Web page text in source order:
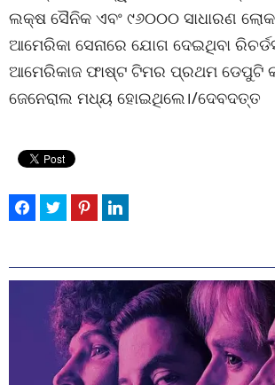
ଲକ୍ଷ ସୈନିକ ଏବଂ ୯୬୦୦୦ ସାଧାରଣ
ଆମେରିକା ସେନାରେ ଯୋଗ ଦେଇଥିବା
ଆମେରିକାଜ ଫାଷ୍ଟ ଟିମର ପ୍ରଥମ ଡେପୁଟି
ଜେନେରାଲ ମଧ୍ୟ ହୋଇଥିଲେ।/ଦେବଦତ୍ତ